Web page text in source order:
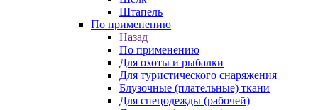
Штапель
По применению
Назад
По применению
Для охоты и рыбалки
Для туристического снаряжения
Блузочные (плательные) ткани
Для спецодежды (рабочей)